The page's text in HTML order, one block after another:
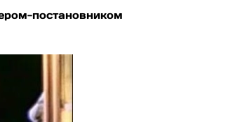
постановником